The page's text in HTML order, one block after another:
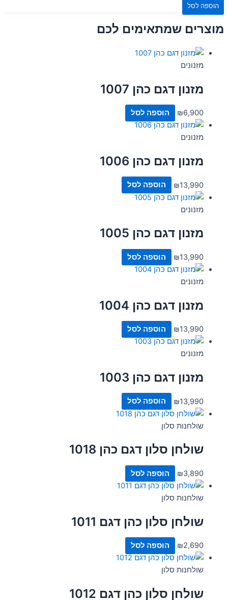
הוספה לסל
מוצרים שמתאימים לכם
מזנונים
מזנון דגם כהן 1007
₪6,900 הוספה לסל
מזנונים
מזנון דגם כהן 1006
₪13,990 הוספה לסל
מזנונים
מזנון דגם כהן 1005
₪13,990 הוספה לסל
מזנונים
מזנון דגם כהן 1004
₪13,990 הוספה לסל
מזנונים
מזנון דגם כהן 1003
₪13,990 הוספה לסל
שולחנות סלון
שולחן סלון דגם כהן 1018
₪3,890 הוספה לסל
שולחנות סלון
שולחן סלון כהן דגם 1011
₪2,690 הוספה לסל
שולחנות סלון
שולחן סלון כהן דגם 1012